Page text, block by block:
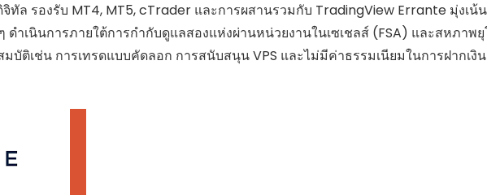
ล รองรับ MT4, MT5, cTrader และการผสานรวมกับ TradingView Errante มุ่งเน้
ดำเนินการภายใต้การกำกับดูแลสองแห่งผ่านหน่วยงานในเซเชลส์ (FSA) และสหภาพ
บัติเช่น การเทรดแบบคัดลอก การสนับสนุน VPS และไม่มีค่าธรรมเนียมในการฝากเงิน